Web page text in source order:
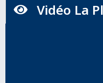
 Vidéo La